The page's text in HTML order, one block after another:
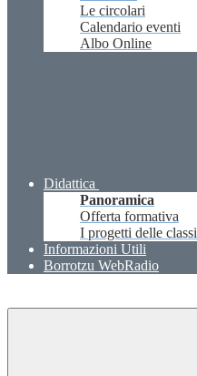
Le circolari
Calendario eventi
Albo Online
Didattica
Panoramica
Offerta formativa
I progetti delle classi
Informazioni Utili
Borrotzu WebRadio